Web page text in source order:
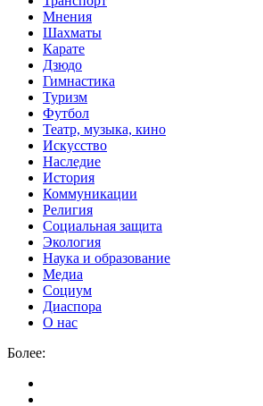
Мнения
Шахматы
Карате
Дзюдо
Гимнастика
Туризм
Футбол
Театр, музыка, кино
Искусство
Наследие
История
Коммуникации
Религия
Социальная защита
Экология
Наука и образование
Медиа
Социум
Диаспора
О нас
Более: